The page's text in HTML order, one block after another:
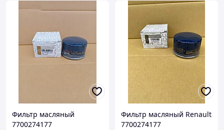
Фильтр масляный
7700274177
Фильтр масляный Renault
7700274177